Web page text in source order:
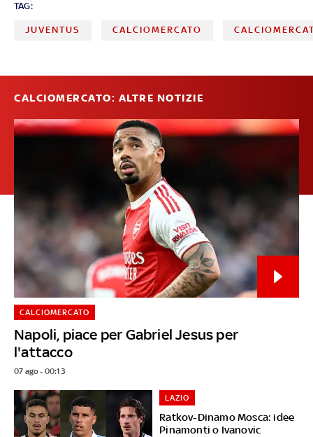
TAG:
JUVENTUS CALCIOMERCATO
CALCIOMERCATO: ALTRE NOTIZIE
Napoli, piace per Gabriel Jesus per
l'attacco
CALCIOMERCATO
07 ago - 00:13
Ratkov-Dinamo Mosca: idee
Pinamonti o Ivanovic
LAZIO